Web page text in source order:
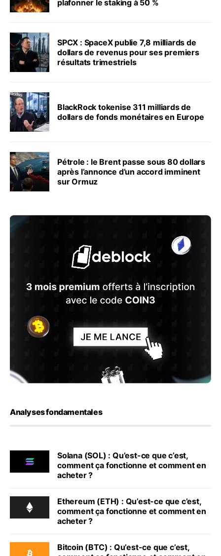
plafonner le staking à 50 %
SPCX : SpaceX publie 7,8 milliards de
dollars de revenus pour ses premiers
résultats trimestriels
BlackRock tokenise 311 milliards de
dollars de fonds monétaires en Europe
Pétrole : le Brent passe sous 80 dollars
après l’annonce d’un accord imminent
sur Ormuz
Analyses fondamentales
Solana (SOL) : Qu’est-ce que c’est,
comment ça fonctionne et comment en
acheter ?
Ethereum (ETH) : Qu’est-ce que c’est,
comment ça fonctionne et comment en
acheter ?
Bitcoin (BTC) : Qu’est-ce que c’est,